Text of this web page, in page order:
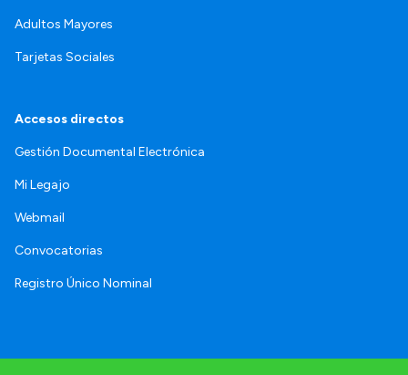
Adultos Mayores
Tarjetas Sociales
Accesos directos
Gestión Documental Electrónica
Mi Legajo
Webmail
Convocatorias
Registro Único Nominal